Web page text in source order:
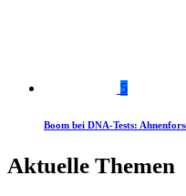
5
Boom bei DNA-Tests:
Aktuelle Themen